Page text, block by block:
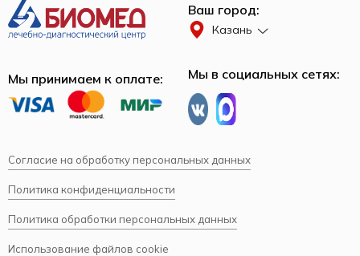
Ваш город:
Казань
Мы принимаем к оплате: Мы в социальных сетях:
Согласие на обработку персональных данных
Политика конфиденциальности
Политика обработки персональных данных
Использование файлов cookie